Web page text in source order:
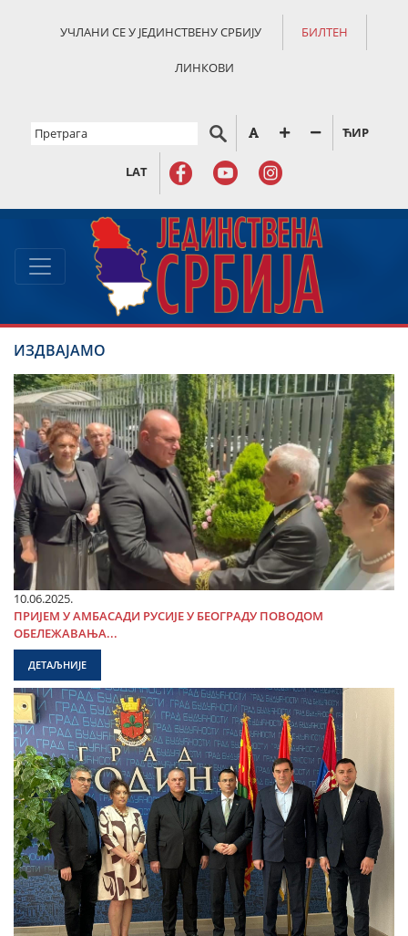
УЧЛАНИ СЕ У ЈЕДИНСТВЕНУ СРБИЈУ БИЛТЕН
ЛИНКОВИ
ЋИР
LAT
ИЗДВАЈАМО
10.06.2025.
ПРИЈЕМ У АМБАСАДИ РУСИЈЕ У БЕОГРАДУ ПОВОДОМ
ОБЕЛЕЖАВАЊА...
ДЕТАЉНИЈЕ